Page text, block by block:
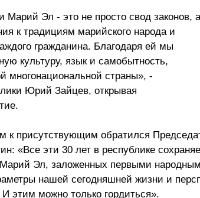
Марий Эл - это не просто свод законов, а
к традициям марийского народа и
гражданина. Благодаря ей мы
культуру, язык и самобытность,
многонациональной страны», -
Юрий Зайцев, открывая
к присутствующим обратился
«Все эти 30 лет в республике
Марий Эл, заложенных первыми
нашей сегодняшней жизни и
этим можно только гордиться».